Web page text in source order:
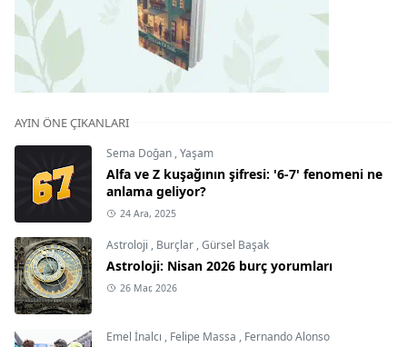
AYIN ÖNE ÇIKANLARI
Sema Doğan ,Yaşam
Alfa ve Z kuşağının şifresi: '6-7' fenomeni ne
anlama geliyor?
24 Ara, 2025
Astroloji , Burçlar ,Gürsel Başak
Astroloji: Nisan 2026 burç yorumları
26 Mar, 2026
Emel İnalcı , Felipe Massa , Fernando Alonso